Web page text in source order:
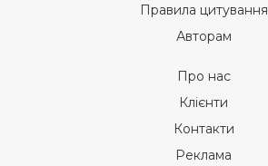
Правила цитування
Авторам
Про нас
Клієнти
Контакти
Реклама